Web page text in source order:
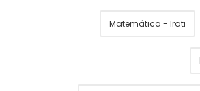
Matemática - Irati